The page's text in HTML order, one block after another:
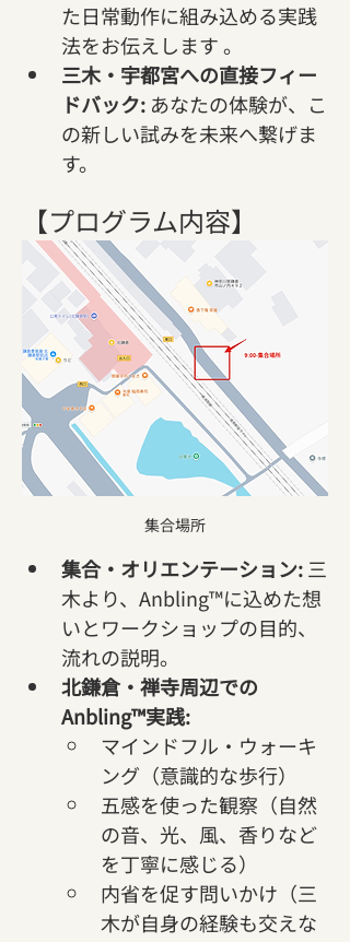
た日常動作に組み込める実践
法をお伝えします 。
三木・宇都宮への直接フィー
ドバック: あなたの体験が、こ
の新しい試みを未来へ繋げま
す。
【プログラム内容】
集合場所
集合・オリエンテーション: 三
木より、Anbling™に込めた想
いとワークショップの目的、
流れの説明。
北鎌倉・禅寺周辺での
Anbling™実践:
マインドフル・ウォーキ
ング（意識的な歩行）
五感を使った観察（自然
の音、光、風、香りなど
を丁寧に感じる）
内省を促す問いかけ（三
木が自身の経験も交えな